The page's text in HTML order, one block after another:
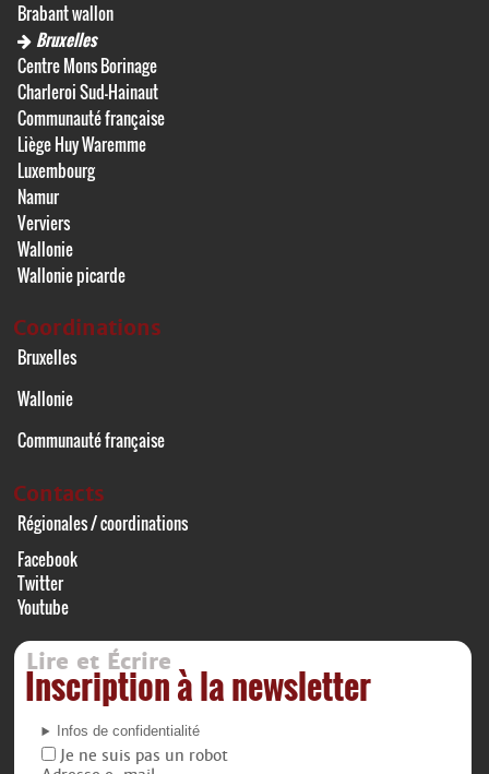
Brabant wallon
Bruxelles
Centre Mons Borinage
Charleroi Sud-Hainaut
Communauté française
Liège Huy Waremme
Luxembourg
Namur
Verviers
Wallonie
Wallonie picarde
Coordinations
Bruxelles
Wallonie
Communauté française
Contacts
Régionales / coordinations
Facebook
Twitter
Youtube
Lire et Écrire
Inscription à la newsletter
Infos de confidentialité
Je ne suis pas un robot